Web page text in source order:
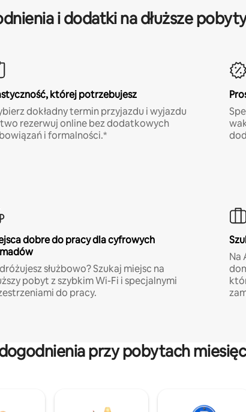
i dodatki na dłuższe
której potrzebujesz
dokładny termin przyjazdu i wyjazdu
rezerwuj online bez dodatkowych
i formalności.*
dobre do pracy dla cyfrowych
służbowo? Szukaj miejsc na
pobyt z szybkim Wi-Fi i specjalnymi
do pracy.
Na
przy pobytach